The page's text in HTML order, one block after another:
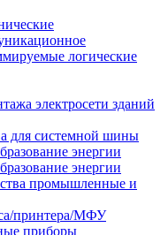
логические
электросети зданий
для системной шины
энергии
энергии
промышленные и
принтера/МФУ
приборы